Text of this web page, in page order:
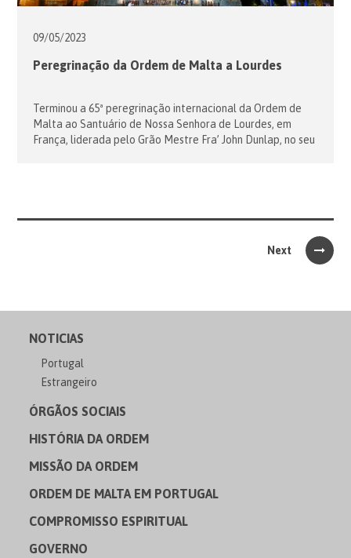
09/05/2023
Peregrinação da Ordem de Malta a Lourdes
Terminou a 65ª peregrinação internacional da Ordem de
Malta ao Santuário de Nossa Senhora de Lourdes, em
França, liderada pelo Grão Mestre Fra’ John Dunlap, no seu
Next
NOTICIAS
Portugal
Estrangeiro
ÓRGÃOS SOCIAIS
HISTÓRIA DA ORDEM
MISSÃO DA ORDEM
ORDEM DE MALTA EM PORTUGAL
COMPROMISSO ESPIRITUAL
GOVERNO